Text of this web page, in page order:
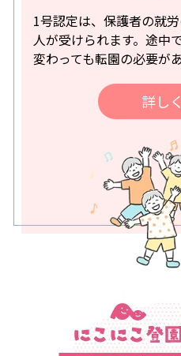
1号認定は、保護者の就
人が受けられます。途中
変わっても転園の必要が
詳し